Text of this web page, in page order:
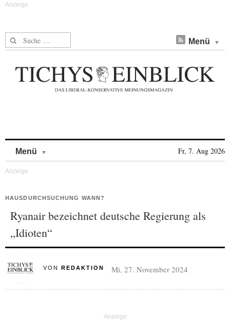
Suche nach: Menü
Menü Fr, 7. Aug 2026
HAUSDURCHSUCHUNG WANN?
Ryanair bezeichnet deutsche Regierung als
„Idioten“
VON REDAKTION Mi, 27. November 2024